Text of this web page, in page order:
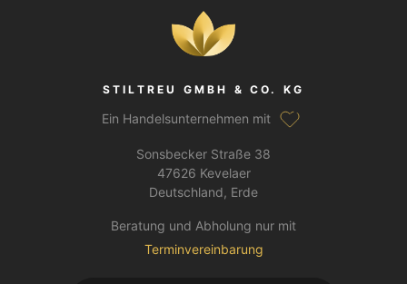
STILTREU GMBH & CO. KG
Ein Handelsunternehmen mit
Sonsbecker Straße 38
47626 Kevelaer
Deutschland, Erde
Beratung und Abholung nur mit
Terminvereinbarung